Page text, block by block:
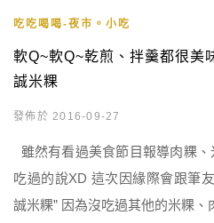
吃吃喝喝-夜市。小吃
軟Q~軟Q~乾煎、拌羹都很美
誠米粿
發佈於 2016-09-27
雖然有看過美食節目報導肉粿
吃過的說XD 這次因緣際會跟筆
誠米粿” 因為沒吃過其他的米粿